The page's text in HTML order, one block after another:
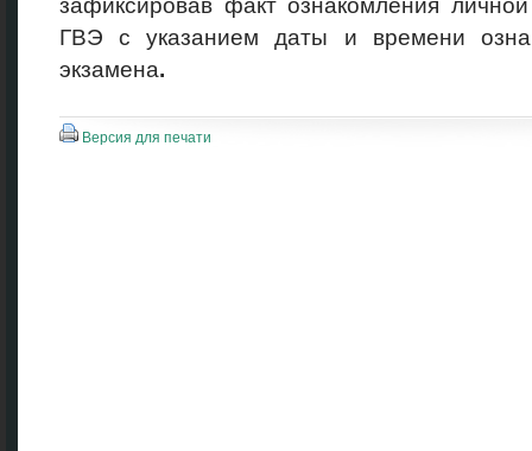
зафиксировав факт ознакомления
ГВЭ с указанием даты и времени
экзамена.
Версия для печати